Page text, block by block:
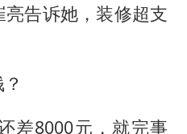
告诉她，装修超支
差8000元，就完事